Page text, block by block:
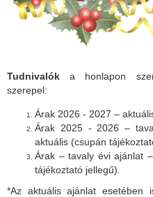
Tudnivalók a honlapon
szerepel:
Árak 2026 - 2027 –
Árak 2025 - 2026 –
aktuális (csupán
Árak – tavaly évi ajánlat
tájékoztató jellegű).
*Az aktuális ajánlat esetében